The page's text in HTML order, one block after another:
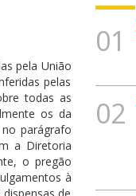
pela União
pelas
todas as
os da
parágrafo
a Diretoria
o pregão
à
01
02